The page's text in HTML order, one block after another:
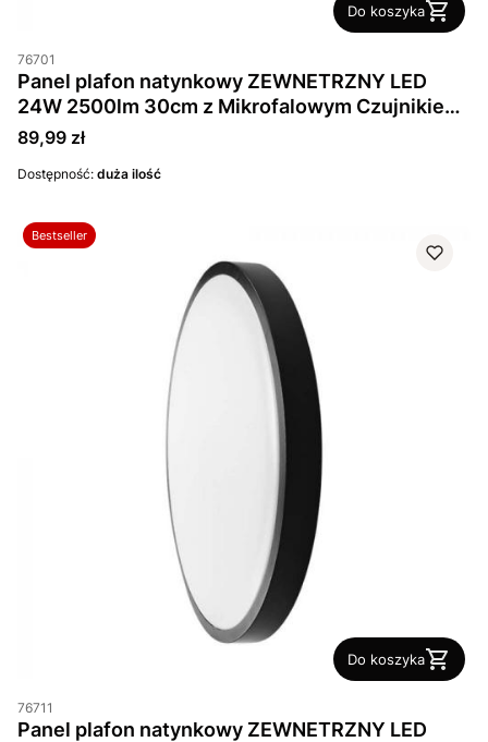
Do koszyka
76701
Panel plafon natynkowy ZEWNETRZNY LED
24W 2500lm 30cm z Mikrofalowym Czujnikiem
Cena
89,99 zł
Dostępność: duża ilość
Bestseller
Do koszyka
76711
Panel plafon natynkowy ZEWNETRZNY LED